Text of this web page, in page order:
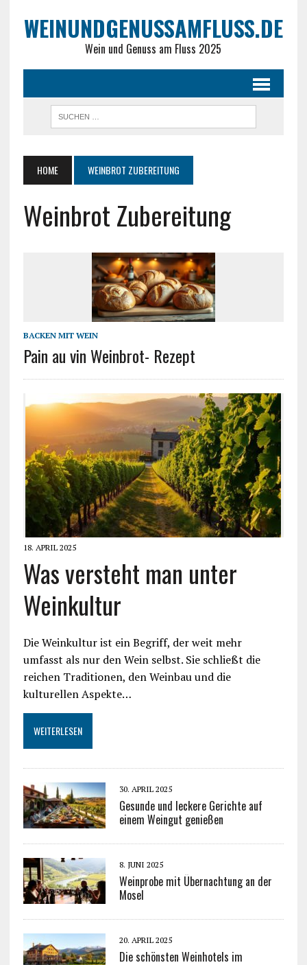
WEINUNDGENUSSAMFLUSS.DE
Wein und Genuss am Fluss 2025
HOME WEINBROT ZUBEREITUNG
Weinbrot Zubereitung
BACKEN MIT WEIN
Pain au vin Weinbrot- Rezept
18. APRIL 2025
Was versteht man unter
Weinkultur
Die Weinkultur ist ein Begriff, der weit mehr
umfasst als nur den Wein selbst. Sie schließt die
reichen Traditionen, den Weinbau und die
kulturellen Aspekte…
WEITERLESEN
30. APRIL 2025
Gesunde und leckere Gerichte auf
einem Weingut genießen
8. JUNI 2025
Weinprobe mit Übernachtung an der
Mosel
20. APRIL 2025
Die schönsten Weinhotels im